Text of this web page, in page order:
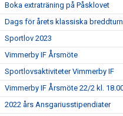
Boka extraträning på Påsklovet
Dags för årets klassiska
Sportlov 2023
Vimmerby IF Årsmöte
Sportlovsaktiviteter Vimmerby IF
Vimmerby IF Årsmöte 22/2 kl.
2022 års Ansgariusstipendiater